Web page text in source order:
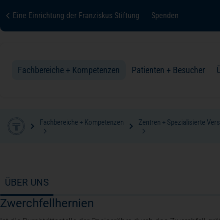
Eine Einrichtung der Franziskus Stiftung Spenden
Fachbereiche + Kompetenzen Patienten + Besucher
palliativmedizin Zur Übersicht
Fachbereiche + Kompetenzen Zur Übersicht
Augenheilkunde
Patienten + Besucher Zur Übersicht
Ihr Aufenthalt
Über uns Zur Übersicht
Qualität + Sicherheit
Karriere Zur Übersicht
Kontakt Zur Übersicht
Fachbereiche + Kompetenzen Zentren + Spezialisierte
ÜBER UNS
Zwerchfellhernien